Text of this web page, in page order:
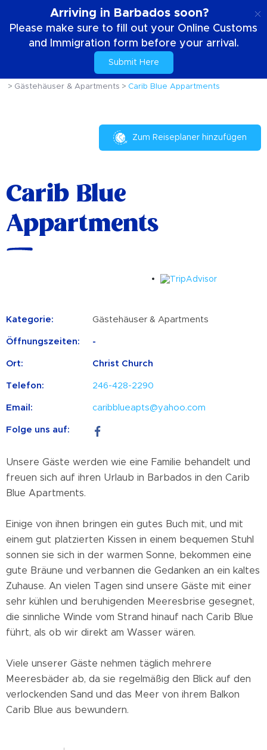
Arriving in Barbados soon?
Please make sure to fill out your Online Customs
and Immigration form before your arrival.
Submit Here
Dein Aufenthalt
Wo übernachten
Gästehäuser & Apartments
Carib Blue Appartments
Zum Reiseplaner hinzufügen
Carib Blue
Appartments
Kategorie: Gästehäuser & Apartments
Öffnungszeiten: -
Ort: Christ Church
Telefon: 246-428-2290
Email: caribblueapts@yahoo.com
Folge uns auf:
Unsere Gäste werden wie eine Familie behandelt und
freuen sich auf ihren Urlaub in Barbados in den Carib
Blue Apartments.
Einige von ihnen bringen ein gutes Buch mit, und mit
einem gut platzierten Kissen in einem bequemen Stuhl
sonnen sie sich in der warmen Sonne, bekommen eine
gute Bräune und verbannen die Gedanken an ein kaltes
Zuhause. An vielen Tagen sind unsere Gäste mit einer
sehr kühlen und beruhigenden Meeresbrise gesegnet,
die sinnliche Winde vom Strand hinauf nach Carib Blue
führt, als ob wir direkt am Wasser wären.
Viele unserer Gäste nehmen täglich mehrere
Meeresbäder ab, da sie regelmäßig den Blick auf den
verlockenden Sand und das Meer von ihrem Balkon
Carib Blue aus bewundern.